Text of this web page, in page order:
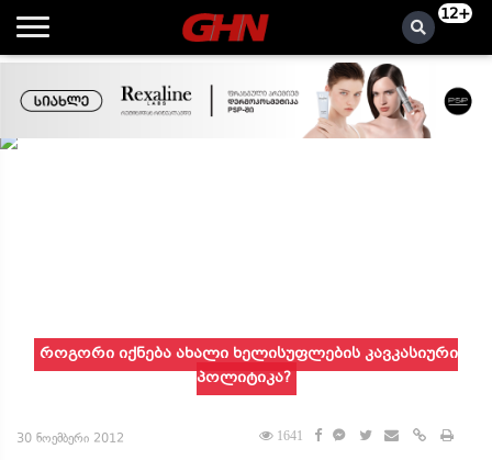
12+
როგორი იქნება ახალი ხელისუფლების კავკასიური
პოლიტიკა?
30 ნოემბერი 2012 1641